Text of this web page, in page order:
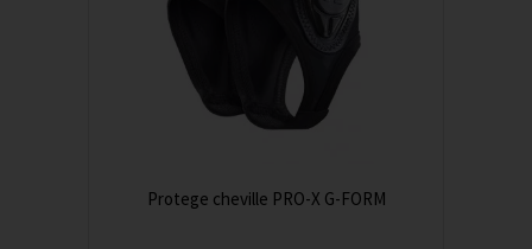
Protege cheville PRO-X G-FORM